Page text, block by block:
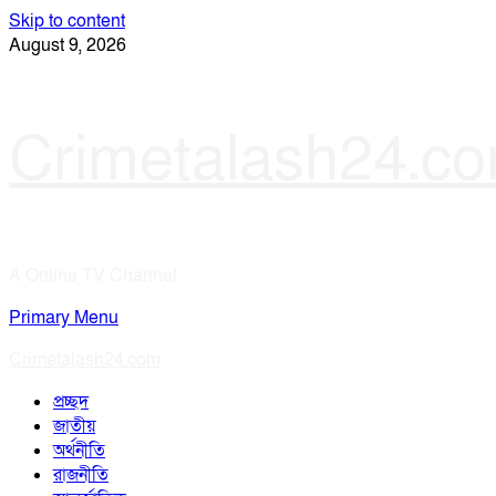
Skip to content
August 9, 2026
Primary Menu
প্রচ্ছদ
জাতীয়
অর্থনীতি
রাজনীতি